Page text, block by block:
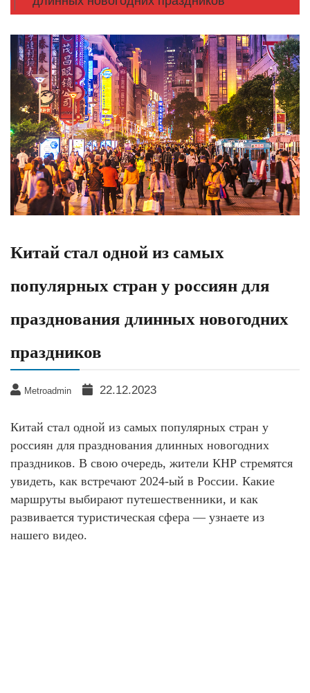
Китай стал одной из самых
популярных стран у россиян для
празднования длинных новогодних
праздников
Metroadmin 22.12.2023
Китай стал одной из самых популярных стран у
россиян для празднования длинных новогодних
праздников. В свою очередь, жители КНР стремятся
увидеть, как встречают 2024-ый в России. Какие
маршруты выбирают путешественники, и как
развивается туристическая сфера — узнаете из
нашего видео.